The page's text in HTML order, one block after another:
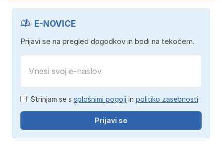
E-NOVICE
Prijavi se na pregled dogodkov in bodi na tekočem.
Strinjam se s splošnimi pogoji in politiko zasebnosti.
Prijavi se